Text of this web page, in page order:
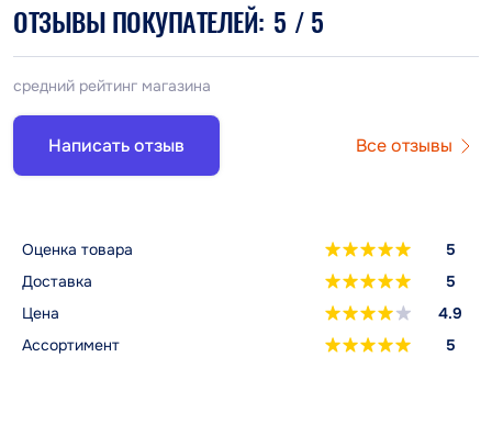
ОТЗЫВЫ ПОКУПАТЕЛЕЙ: 5 / 5
средний рейтинг магазина
Написать отзыв Все отзывы
Оценка товара
5
Доставка
5
Цена
4.9
Ассортимент
5